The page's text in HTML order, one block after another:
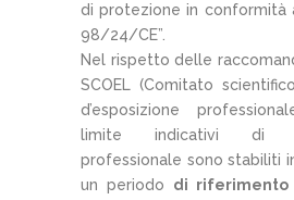
di protezione in conformità
98/24/CE”.
Nel rispetto delle
SCOEL (Comitato
d’esposizione
limite indicativi di
professionale sono stabiliti
un periodo di